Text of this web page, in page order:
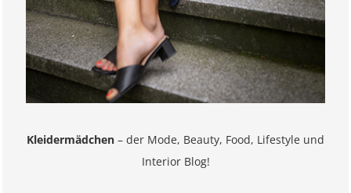
Kleidermädchen – der Mode, Beauty, Food, Lifestyle und
Interior Blog!